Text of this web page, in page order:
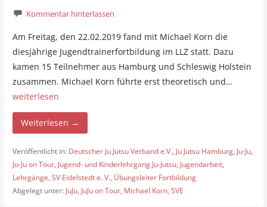
Kommentar hinterlassen
Am Freitag, den 22.02.2019 fand mit Michael Korn die
diesjährige Jugendtrainerfortbildung im LLZ statt. Dazu
kamen 15 Teilnehmer aus Hamburg und Schleswig Holstein
zusammen. Michael Korn führte erst theoretisch und…
weiterlesen
Weiterlesen →
Veröffentlicht in: Deutscher Ju Jutsu Verband e.V., Ju Jutsu Hamburg, Ju-Ju,
Ju-Ju on Tour, Jugend- und Kinderlehrgang Ju-Jutsu, Jugendarbeit,
Lehrgänge, SV Eidelstedt e. V., Übungsleiter Fortbildung
Abgelegt unter: JuJu, JuJu on Tour, Michael Korn, SVE